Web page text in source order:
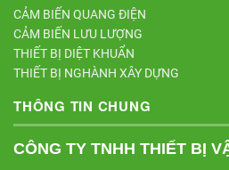
CẢM BIẾN QUANG ĐIỆN
CẢM BIẾN LƯU LƯỢNG
THIẾT BỊ DIỆT KHUẨN
THIẾT BỊ NGHÀNH XÂY DỰNG
THÔNG TIN CHUNG
CÔNG TY TNHH THIẾT BỊ